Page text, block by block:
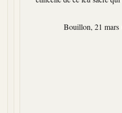
Bouillon, 21 mars